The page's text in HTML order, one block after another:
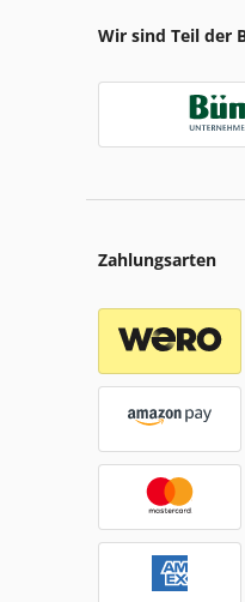
Wir sind Teil der
Zahlungsarten